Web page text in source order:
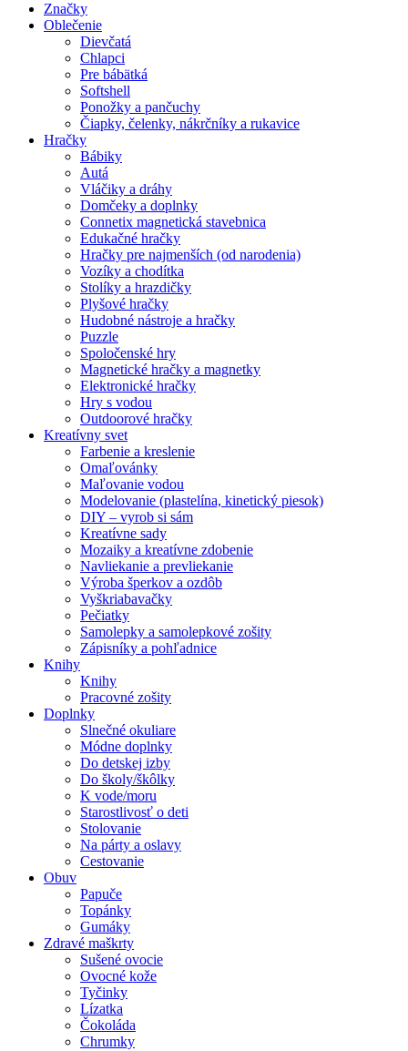
Značky
Oblečenie
Dievčatá
Chlapci
Pre bábätká
Softshell
Ponožky a pančuchy
Čiapky, čelenky, nákrčníky a rukavice
Hračky
Bábiky
Autá
Vláčiky a dráhy
Domčeky a doplnky
Connetix magnetická stavebnica
Edukačné hračky
Hračky pre najmenších (od narodenia)
Vozíky a chodítka
Stolíky a hrazdičky
Plyšové hračky
Hudobné nástroje a hračky
Puzzle
Spoločenské hry
Magnetické hračky a magnetky
Elektronické hračky
Hry s vodou
Outdoorové hračky
Kreatívny svet
Farbenie a kreslenie
Omaľovánky
Maľovanie vodou
Modelovanie (plastelína, kinetický piesok)
DIY – vyrob si sám
Kreatívne sady
Mozaiky a kreatívne zdobenie
Navliekanie a prevliekanie
Výroba šperkov a ozdôb
Vyškriabavačky
Pečiatky
Samolepky a samolepkové zošity
Zápisníky a pohľadnice
Knihy
Knihy
Pracovné zošity
Doplnky
Slnečné okuliare
Módne doplnky
Do detskej izby
Do školy/škôlky
K vode/moru
Starostlivosť o deti
Stolovanie
Na párty a oslavy
Cestovanie
Obuv
Papuče
Topánky
Gumáky
Zdravé maškrty
Sušené ovocie
Ovocné kože
Tyčinky
Lízatka
Čokoláda
Chrumky